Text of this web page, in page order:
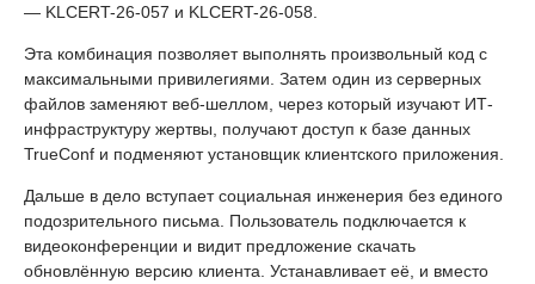
— KLCERT-26-057 и KLCERT-26-058.
Эта комбинация позволяет выполнять произвольный код с
максимальными привилегиями. Затем один из серверных
файлов заменяют веб-шеллом, через который изучают ИТ-
инфраструктуру жертвы, получают доступ к базе данных
TrueConf и подменяют установщик клиентского приложения.
Дальше в дело вступает социальная инженерия без единого
подозрительного письма. Пользователь подключается к
видеоконференции и видит предложение скачать
обновлённую версию клиента. Устанавливает её, и вместо